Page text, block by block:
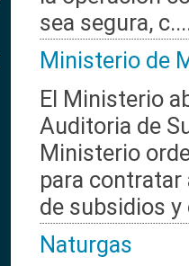
sea segura,
Ministerio de
El Ministerio
Auditoria de
Ministerio
para
de subsidios y
Naturgas